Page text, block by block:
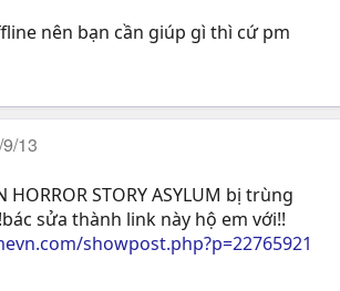
nên bạn cần giúp gì thì cứ pm
13
HORROR STORY ASYLUM bị trùng
sửa thành link này hộ em với!!
showpost.php?p=22765921